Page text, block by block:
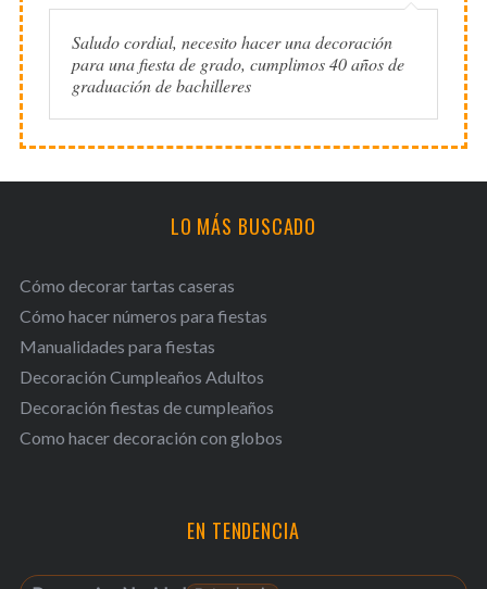
Saludo cordial, necesito hacer una decoración
para una fiesta de grado, cumplimos 40 años de
graduación de bachilleres
LO MÁS BUSCADO
Cómo decorar tartas caseras
Cómo hacer números para fiestas
Manualidades para fiestas
Decoración Cumpleaños Adultos
Decoración fiestas de cumpleaños
Como hacer decoración con globos
EN TENDENCIA